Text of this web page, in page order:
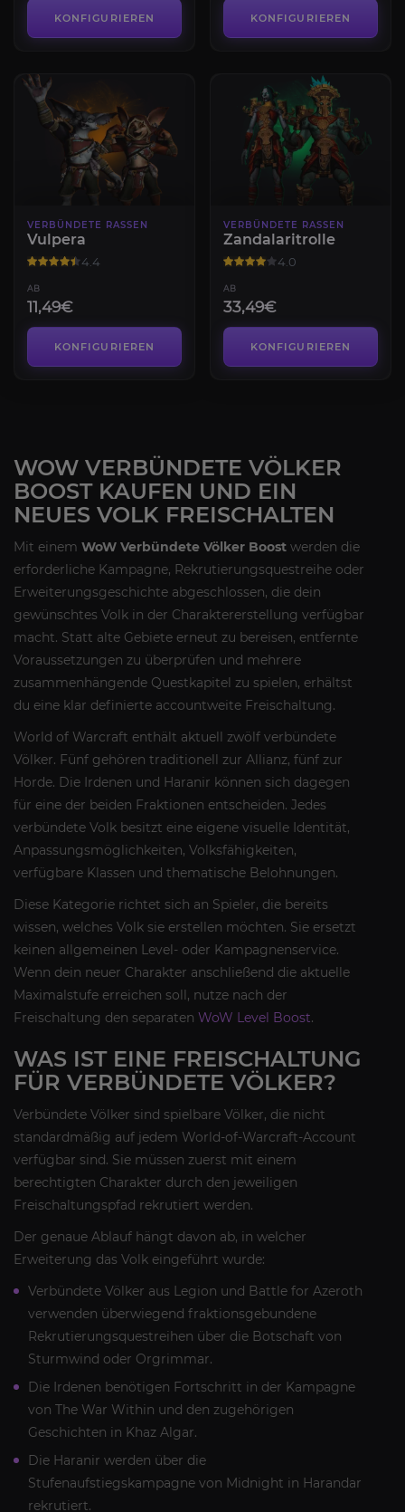
KONFIGURIEREN KONFIGURIEREN
VERBÜNDETE RASSEN
Vulpera
4.4
AB
11,49€
KONFIGURIEREN
VERBÜNDETE RASSEN
Zandalaritrolle
4.0
AB
33,49€
KONFIGURIEREN
WOW VERBÜNDETE VÖLKER
BOOST KAUFEN UND EIN
NEUES VOLK FREISCHALTEN
Mit einem WoW Verbündete Völker Boost werden die
erforderliche Kampagne, Rekrutierungsquestreihe oder
Erweiterungsgeschichte abgeschlossen, die dein
gewünschtes Volk in der Charaktererstellung verfügbar
macht. Statt alte Gebiete erneut zu bereisen, entfernte
Voraussetzungen zu überprüfen und mehrere
zusammenhängende Questkapitel zu spielen, erhältst
du eine klar definierte accountweite Freischaltung.
World of Warcraft enthält aktuell zwölf verbündete
Völker. Fünf gehören traditionell zur Allianz, fünf zur
Horde. Die Irdenen und Haranir können sich dagegen
für eine der beiden Fraktionen entscheiden. Jedes
verbündete Volk besitzt eine eigene visuelle Identität,
Anpassungsmöglichkeiten, Volksfähigkeiten,
verfügbare Klassen und thematische Belohnungen.
Diese Kategorie richtet sich an Spieler, die bereits
wissen, welches Volk sie erstellen möchten. Sie ersetzt
keinen allgemeinen Level- oder Kampagnenservice.
Wenn dein neuer Charakter anschließend die aktuelle
Maximalstufe erreichen soll, nutze nach der
Freischaltung den separaten WoW Level Boost.
WAS IST EINE FREISCHALTUNG
FÜR VERBÜNDETE VÖLKER?
Verbündete Völker sind spielbare Völker, die nicht
standardmäßig auf jedem World-of-Warcraft-Account
verfügbar sind. Sie müssen zuerst mit einem
berechtigten Charakter durch den jeweiligen
Freischaltungspfad rekrutiert werden.
Der genaue Ablauf hängt davon ab, in welcher
Erweiterung das Volk eingeführt wurde:
Verbündete Völker aus Legion und Battle for Azeroth
verwenden überwiegend fraktionsgebundene
Rekrutierungsquestreihen über die Botschaft von
Sturmwind oder Orgrimmar.
Die Irdenen benötigen Fortschritt in der Kampagne
von The War Within und den zugehörigen
Geschichten in Khaz Algar.
Die Haranir werden über die
Stufenaufstiegskampagne von Midnight in Harandar
rekrutiert.